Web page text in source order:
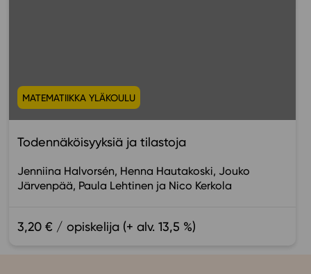
MATEMATIIKKA YLÄKOULU
Todennäköisyyksiä ja tilastoja
Jenniina Halvorsén Henna Hautakoski Jouko
Järvenpää Paula Lehtinen Nico Kerkola
3,20 € / opiskelija (+ alv. 13,5 %)